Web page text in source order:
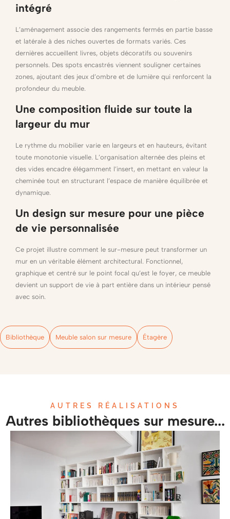
intégré
L’aménagement associe des rangements fermés en partie basse
et latérale à des niches ouvertes de formats variés. Ces
dernières accueillent livres, objets décoratifs ou souvenirs
personnels. Des spots encastrés viennent souligner certaines
zones, ajoutant des jeux d’ombre et de lumière qui renforcent la
profondeur du meuble.
Une composition fluide sur toute la
largeur du mur
Le rythme du mobilier varie en largeurs et en hauteurs, évitant
toute monotonie visuelle. L’organisation alternée des pleins et
des vides encadre élégamment l’insert, en mettant en valeur la
cheminée tout en structurant l’espace de manière équilibrée et
dynamique.
Un design sur mesure pour une pièce
de vie personnalisée
Ce projet illustre comment le sur-mesure peut transformer un
mur en un véritable élément architectural. Fonctionnel,
graphique et centré sur le point focal qu’est le foyer, ce meuble
devient un support de vie à part entière dans un intérieur pensé
avec soin.
Bibliothèque Meuble salon sur mesure Étagère
AUTRES RÉALISATIONS
Autres bibliothèques sur mesure...